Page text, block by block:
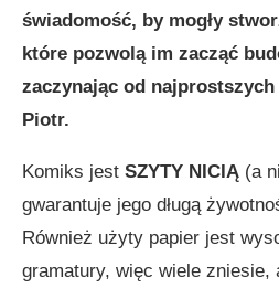
świadomość, by mogły
które pozwolą im zacząć
zaczynając od
Piotr.
Komiks jest SZYTY NICIĄ (a
gwarantuje jego długą
Również użyty papier jest
gramatury, więc wiele zniesie,